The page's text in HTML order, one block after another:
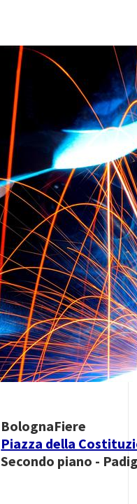
BolognaFiere
Piazza della
Secondo piano -